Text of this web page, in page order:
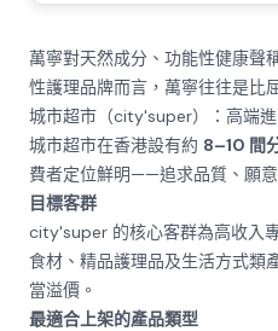
萬寧對天然成分、功能性健康聲
性護理品牌而言，萬寧往往是比
城市超市（city'super）：高端
城市超市在香港設有約 8–10 間
費者定位鮮明——追求品質、願
目標客群
city'super 的核心客群為高收入
食材、精品護理品及生活方式類
當溢價。
最適合上架的產品類型